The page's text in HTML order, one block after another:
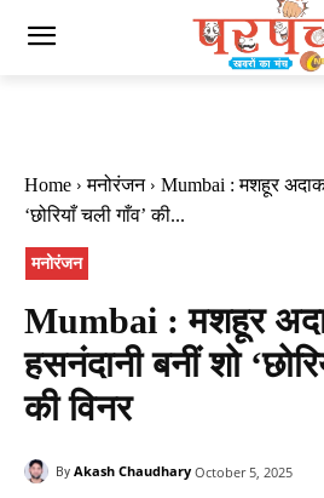
Home मनोरंजन
Mumbai : मशहूर
‘छोरियाँ चली गाँव’ की...
मनोरंजन
Mumbai : मशहूर
हसनंदानी बनीं शो
की विनर
By Akash Chaudhary October 5, 2025